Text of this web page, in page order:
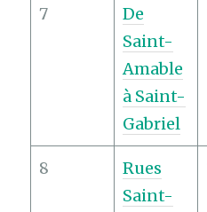
7
De
Saint-
Amable
à Saint-
Gabriel
8
Rues
Saint-